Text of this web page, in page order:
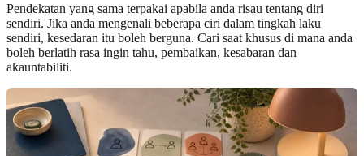
Pendekatan yang sama terpakai apabila anda risau tentang diri
sendiri. Jika anda mengenali beberapa ciri dalam tingkah laku
sendiri, kesedaran itu boleh berguna. Cari saat khusus di mana anda
boleh berlatih rasa ingin tahu, pembaikan, kesabaran dan
akauntabiliti.